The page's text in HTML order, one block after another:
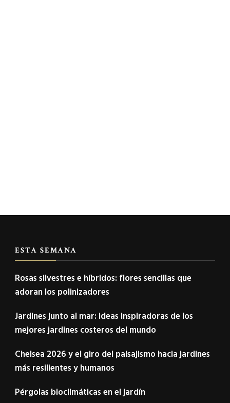
ESTA SEMANA
Rosas silvestres e híbridos: flores sencillas que
adoran los polinizadores
Jardines junto al mar: ideas inspiradoras de los
mejores jardines costeros del mundo
Chelsea 2026 y el giro del paisajismo hacia jardines
más resilientes y humanos
Pérgolas bioclimáticas en el jardín